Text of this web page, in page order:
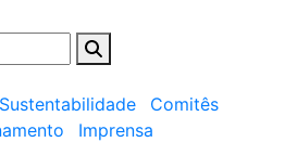
Sustentabilidade
Comitês
Imprensa